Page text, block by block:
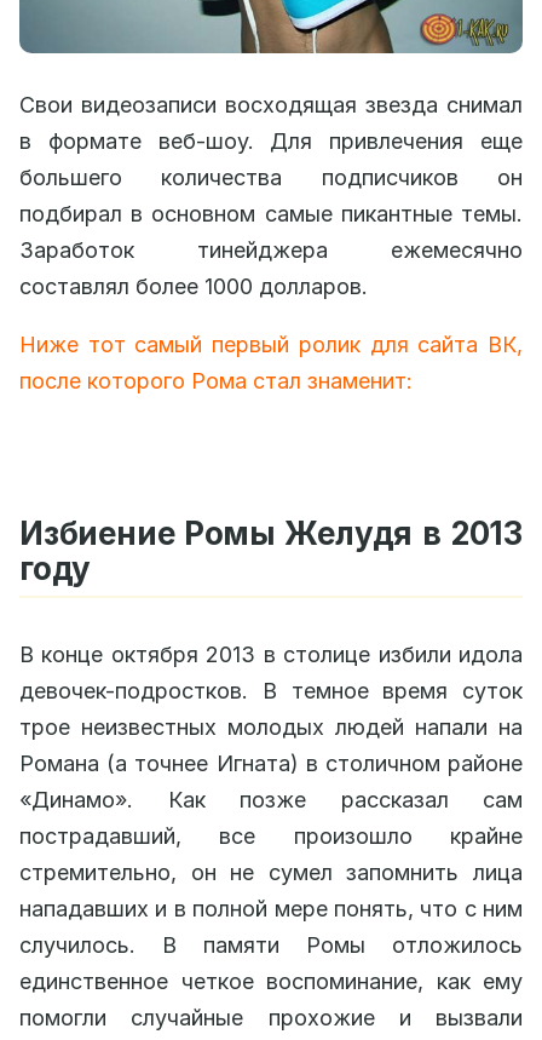
Свои видеозаписи восходящая звезда снимал
в формате веб-шоу. Для привлечения еще
большего количества подписчиков он
подбирал в основном самые пикантные темы.
Заработок тинейджера ежемесячно
составлял более 1000 долларов.
Ниже тот самый первый ролик для сайта ВК,
после которого Рома стал знаменит:
Избиение Ромы Желудя в 2013
году
В конце октября 2013 в столице избили идола
девочек-подростков. В темное время суток
трое неизвестных молодых людей напали на
Романа (а точнее Игната) в столичном районе
«Динамо». Как позже рассказал сам
пострадавший, все произошло крайне
стремительно, он не сумел запомнить лица
нападавших и в полной мере понять, что с ним
случилось. В памяти Ромы отложилось
единственное четкое воспоминание, как ему
помогли случайные прохожие и вызвали